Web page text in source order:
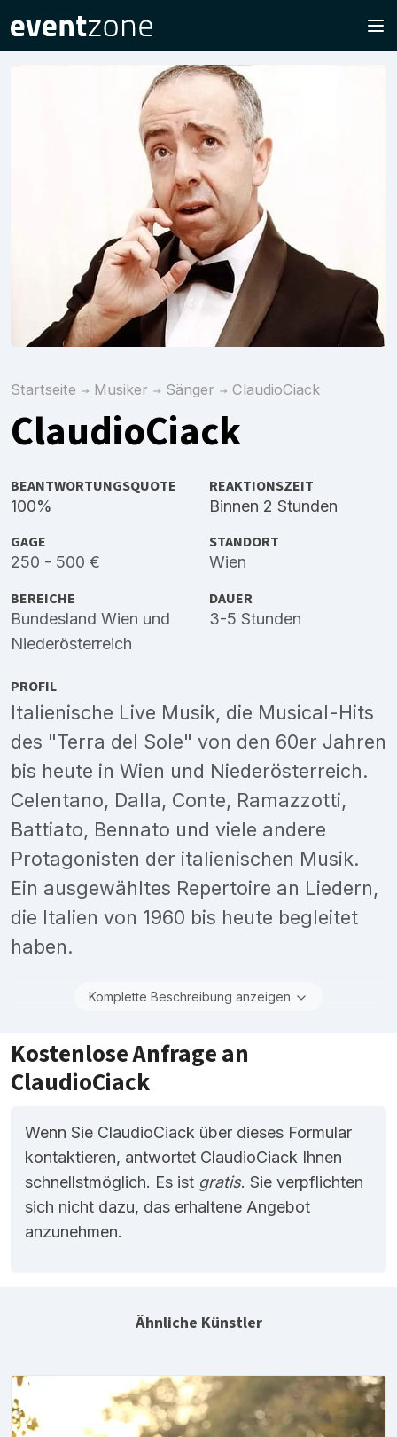
Startseite Musiker Sänger ClaudioCiack
ClaudioCiack
BEANTWORTUNGSQUOTE
100%
REAKTIONSZEIT
Binnen 2 Stunden
GAGE
250 - 500 €
STANDORT
Wien
BEREICHE
Bundesland Wien und
Niederösterreich
DAUER
3-5 Stunden
PROFIL
Italienische Live Musik, die Musical-Hits
des "Terra del Sole" von den 60er Jahren
bis heute in Wien und Niederösterreich.
Celentano, Dalla, Conte, Ramazzotti,
Battiato, Bennato und viele andere
Protagonisten der italienischen Musik.
Ein ausgewähltes Repertoire an Liedern,
die Italien von 1960 bis heute begleitet
haben.
Komplette Beschreibung anzeigen
Kostenlose Anfrage an
ClaudioCiack
Wenn Sie ClaudioCiack über dieses Formular
kontaktieren, antwortet ClaudioCiack Ihnen
schnellstmöglich. Es ist gratis. Sie verpflichten
sich nicht dazu, das erhaltene Angebot
anzunehmen.
Ähnliche Künstler